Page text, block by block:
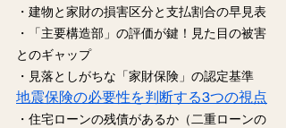
・建物と家財の損害区分と支払割合の早見表
・「主要構造部」の評価が鍵！見た目の被害
とのギャップ
・見落としがちな「家財保険」の認定基準
地震保険の必要性を判断する3つの視点
・住宅ローンの残債があるか（二重ローンの